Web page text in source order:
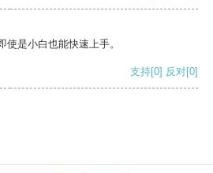
是小白也能快速上手。
支持[0] 反对[0]